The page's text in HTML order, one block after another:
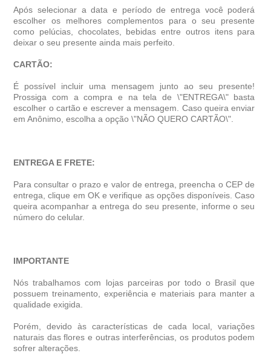
Após selecionar a data e período de entrega você poder
escolher os melhores complementos para o seu presente
como pelúcias, chocolates, bebidas entre outros itens para
deixar o seu presente ainda mais perfeito.
CARTÃO:
É possível incluir uma mensagem junto ao seu presente!
Prossiga com a compra e na tela de \"ENTREGA\" basta
escolher o cartão e escrever a mensagem. Caso queira enviar
em Anônimo, escolha a opção \"NÃO QUERO CARTÃO\".
ENTREGA E FRETE:
Para consultar o prazo e valor de entrega, preencha o CEP de
entrega, clique em OK e verifique as opções disponíveis. Caso
queira acompanhar a entrega do seu presente, informe o seu
número do celular.
IMPORTANTE
Nós trabalhamos com lojas parceiras por todo o Brasil que
possuem treinamento, experiência e materiais para manter a
qualidade exigida.
Porém, devido às características de cada local, variações
naturais das flores e outras interferências, os produtos podem
sofrer alterações.